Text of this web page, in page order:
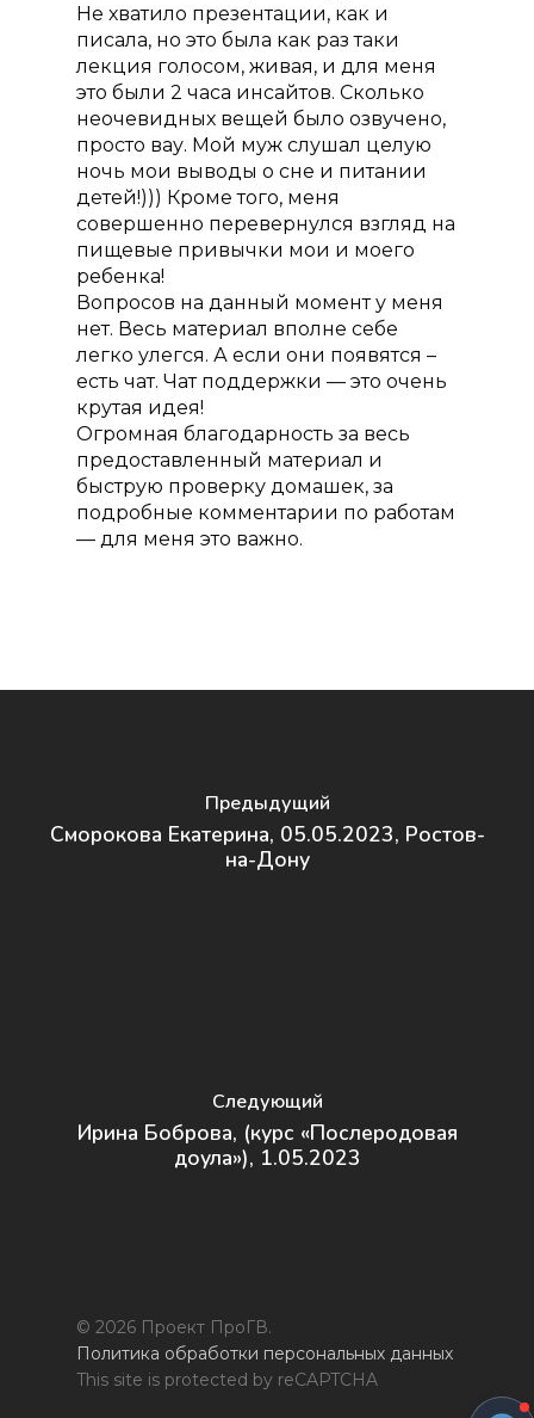
Не хватило презентации, как и
писала, но это была как раз таки
лекция голосом, живая, и для меня
это были 2 часа инсайтов. Сколько
неочевидных вещей было озвучено,
просто вау. Мой муж слушал целую
ночь мои выводы о сне и питании
детей!))) Кроме того, меня
совершенно перевернулся взгляд на
пищевые привычки мои и моего
ребенка!
Вопросов на данный момент у меня
нет. Весь материал вполне себе
легко улегся. А если они появятся –
есть чат. Чат поддержки — это очень
крутая идея!
Огромная благодарность за весь
предоставленный материал и
быструю проверку домашек, за
подробные комментарии по работам
— для меня это важно.
Предыдущий
Сморокова Екатерина, 05.05.2023, Ростов-
на-Дону
Следующий
Ирина Боброва, (курс «Послеродовая
доула»), 1.05.2023
© 2026 Проект ПроГВ.
Политика обработки персональных данных
This site is protected by reCAPTCHA
Курс «Консультант
грудному
Курс «Помощь и
в родах (Доула)»
Курс «Консультант
прикорму»
Курс «Инструктор по
подготовке к родам»
Преподаватели
Отзывы
Акции
Статьи
Контакты